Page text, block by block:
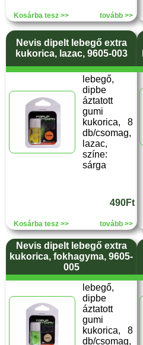
Kosárba tesz >> tovább >>
Nevis dipelt lebegő extra
kukorica, lazac, 9605-003
lebegő,
dipbe
áztatott
gumi
kukorica, 8
db/csomag,
lazac,
színe:
sárga
490Ft
Kosárba tesz >> tovább >>
Nevis dipelt lebegő extra
kukorica, fokhagyma, 9605-
005
lebegő,
dipbe
áztatott
gumi
kukorica, 8
db/csomag,